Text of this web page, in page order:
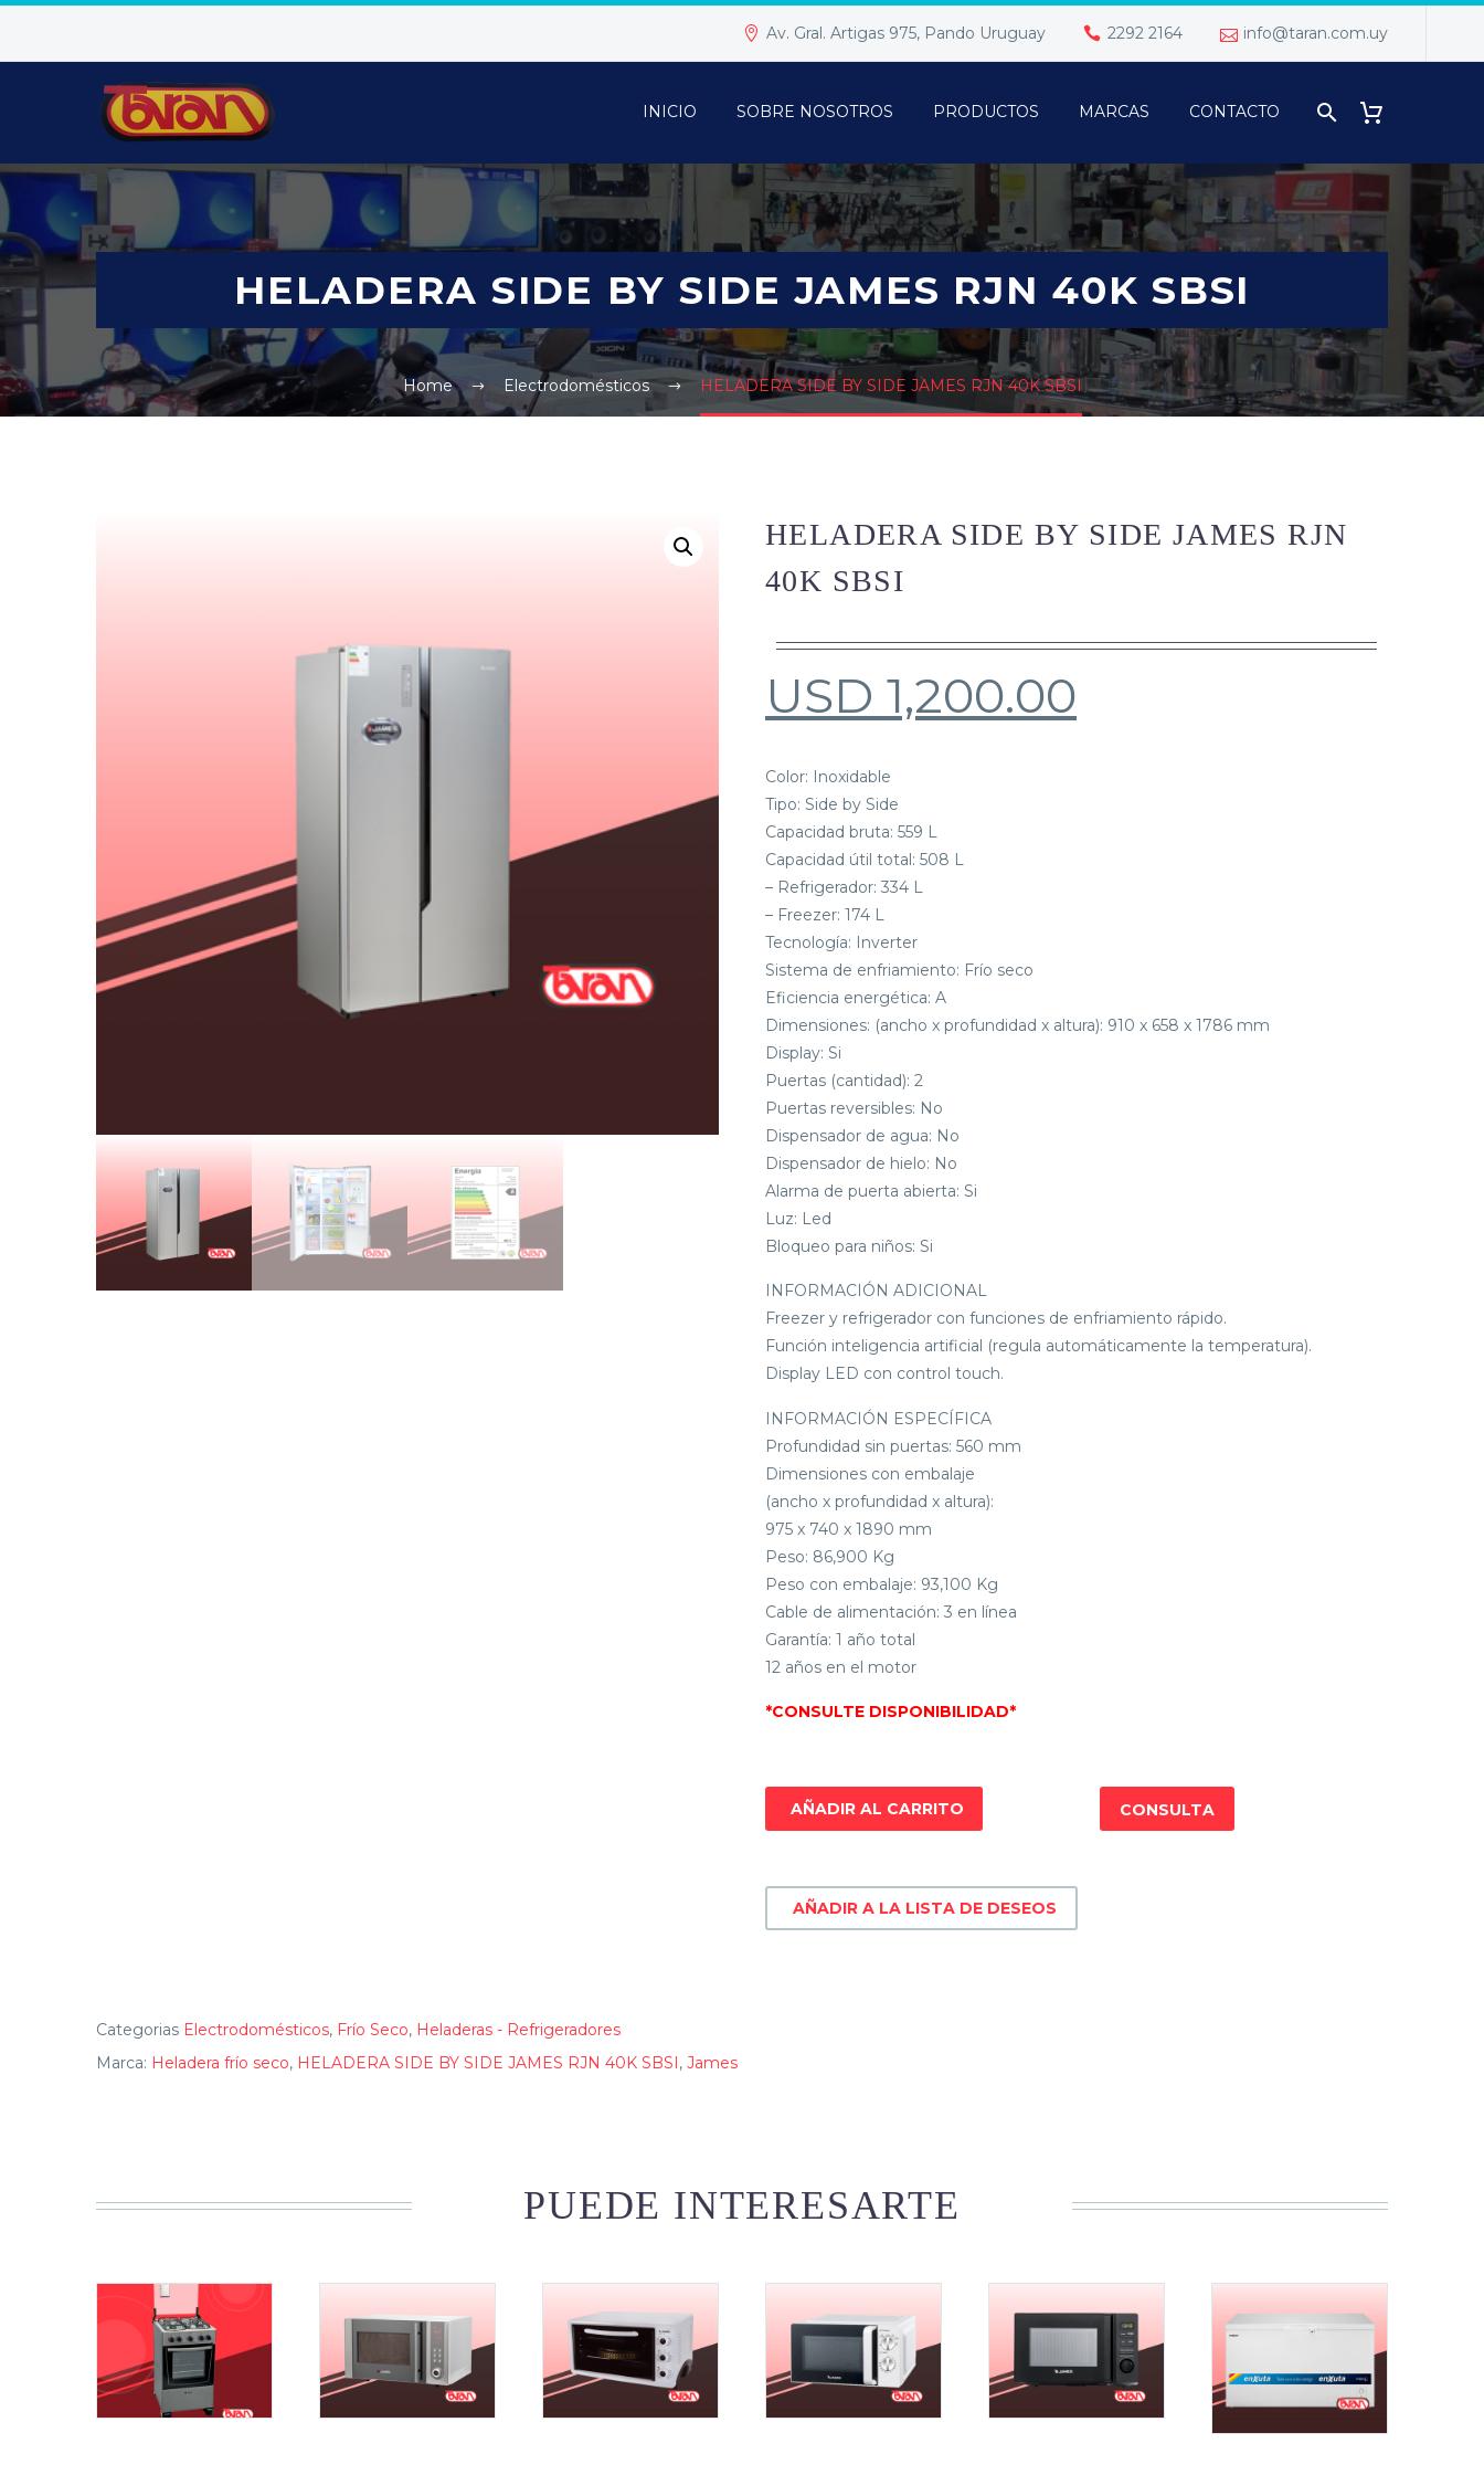
Av. Gral. Artigas 975, Pando Uruguay 2292 2164 info@taran.com.uy
INICIO SOBRE NOSOTROS PRODUCTOS MARCAS CONTACTO
HELADERA SIDE BY SIDE JAMES RJN 40K SBSI
Home Electrodomésticos HELADERA SIDE BY SIDE JAMES RJN 40K SBSI
HELADERA SIDE BY SIDE JAMES RJN
40K SBSI
USD 1,200.00
Color: Inoxidable
Tipo: Side by Side
Capacidad bruta: 559 L
Capacidad útil total: 508 L
– Refrigerador: 334 L
– Freezer: 174 L
Tecnología: Inverter
Sistema de enfriamiento: Frío seco
Eficiencia energética: A
Dimensiones: (ancho x profundidad x altura): 910 x 658 x 1786 mm
Display: Si
Puertas (cantidad): 2
Puertas reversibles: No
Dispensador de agua: No
Dispensador de hielo: No
Alarma de puerta abierta: Si
Luz: Led
Bloqueo para niños: Si
INFORMACIÓN ADICIONAL
Freezer y refrigerador con funciones de enfriamiento rápido.
Función inteligencia artificial (regula automáticamente la temperatura).
Display LED con control touch.
INFORMACIÓN ESPECÍFICA
Profundidad sin puertas: 560 mm
Dimensiones con embalaje
(ancho x profundidad x altura):
975 x 740 x 1890 mm
Peso: 86,900 Kg
Peso con embalaje: 93,100 Kg
Cable de alimentación: 3 en línea
Garantía: 1 año total
12 años en el motor
*CONSULTE DISPONIBILIDAD*
AÑADIR AL CARRITO
AÑADIR A LA LISTA DE DESEOS
CONSULTA
Categorias Electrodomésticos, Frío Seco, Heladeras - Refrigeradores
Marca: Heladera frío seco, HELADERA SIDE BY SIDE JAMES RJN 40K SBSI, James
PUEDE INTERESARTE